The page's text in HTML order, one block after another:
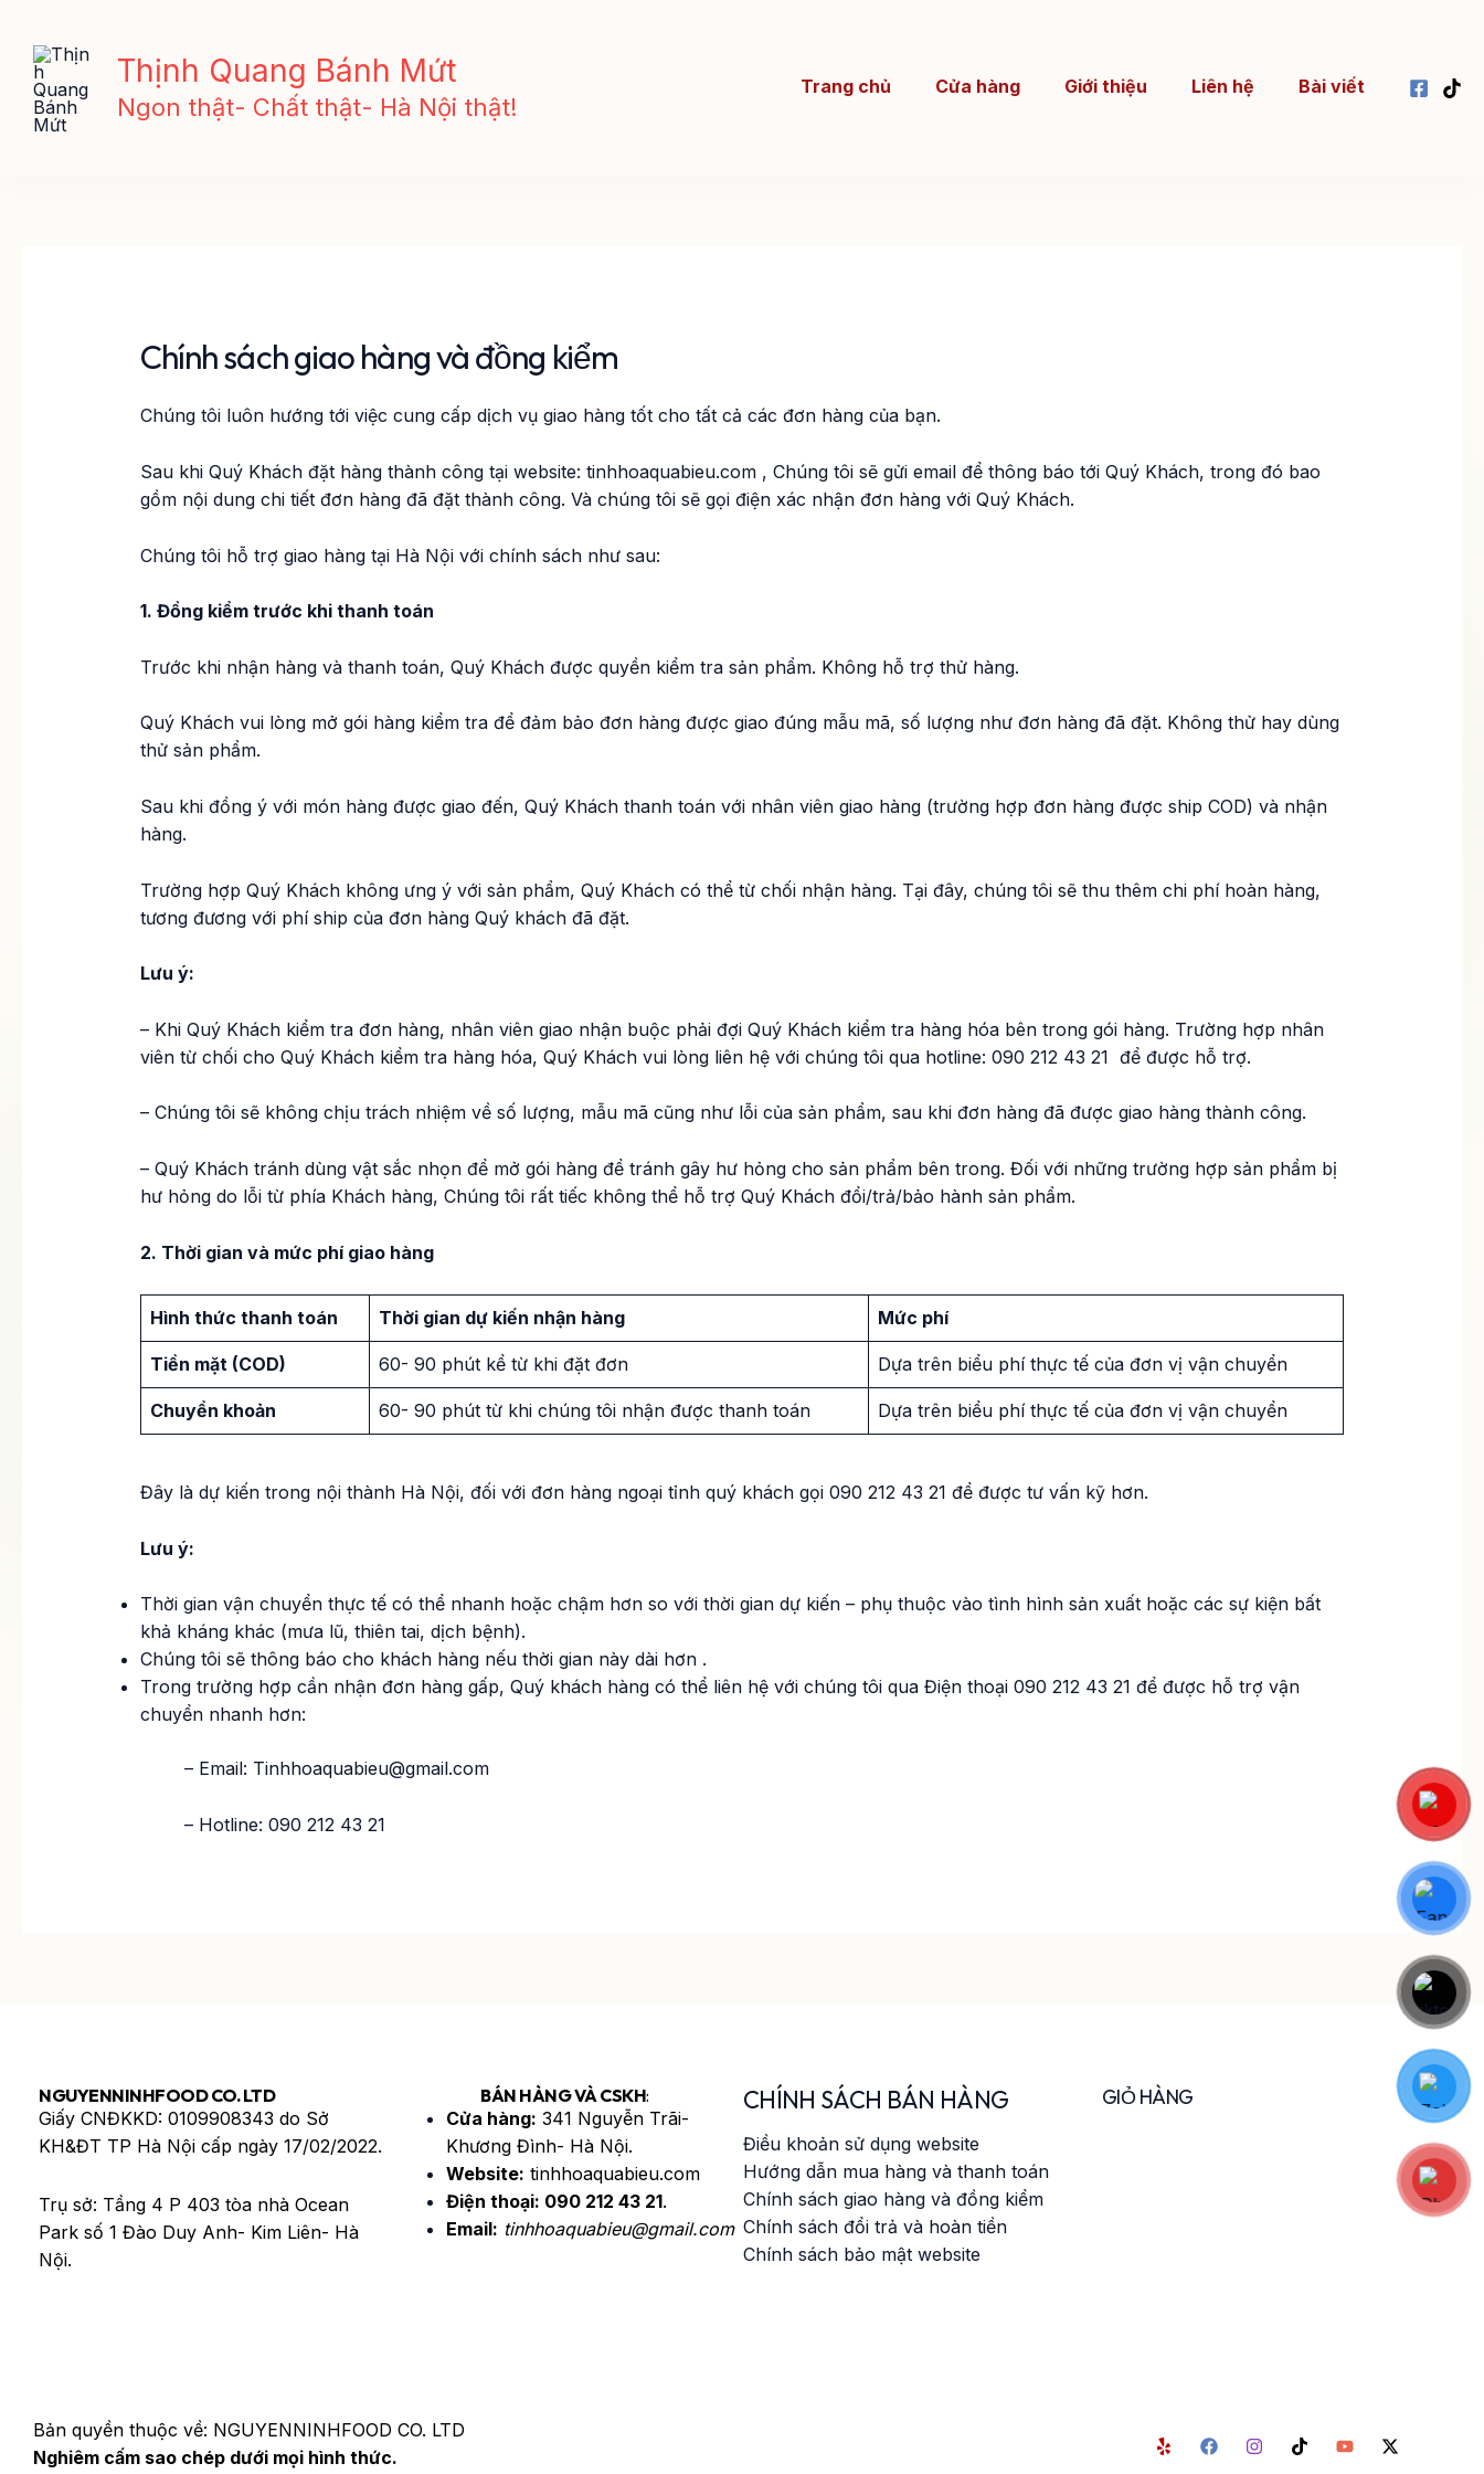
dung
Thịnh Quang Bánh Mứt
Ngon thật- Chất thật- Hà Nội thật!
Trang chủ Cửa hàng Giới thiệu Liên hệ Bài viết
Chính sách giao hàng và đồng kiểm
Chúng tôi luôn hướng tới việc cung cấp dịch vụ giao hàng tốt cho tất cả các đơn hàng của bạn.
Sau khi Quý Khách đặt hàng thành công tại website: tinhhoaquabieu.com , Chúng tôi sẽ gửi email để thông báo tới Quý Khách, trong đó bao
gồm nội dung chi tiết đơn hàng đã đặt thành công. Và chúng tôi sẽ gọi điện xác nhận đơn hàng với Quý Khách.
Chúng tôi hỗ trợ giao hàng tại Hà Nội với chính sách như sau:
1. Đồng kiểm trước khi thanh toán
Trước khi nhận hàng và thanh toán, Quý Khách được quyền kiểm tra sản phẩm. Không hỗ trợ thử hàng.
Quý Khách vui lòng mở gói hàng kiểm tra để đảm bảo đơn hàng được giao đúng mẫu mã, số lượng như đơn hàng đã đặt. Không thử hay dùng
thử sản phẩm.
Sau khi đồng ý với món hàng được giao đến, Quý Khách thanh toán với nhân viên giao hàng (trường hợp đơn hàng được ship COD) và nhận
hàng.
Trường hợp Quý Khách không ưng ý với sản phẩm, Quý Khách có thể từ chối nhận hàng. Tại đây, chúng tôi sẽ thu thêm chi phí hoàn hàng,
tương đương với phí ship của đơn hàng Quý khách đã đặt.
Lưu ý:
– Khi Quý Khách kiểm tra đơn hàng, nhân viên giao nhận buộc phải đợi Quý Khách kiểm tra hàng hóa bên trong gói hàng. Trường hợp nhân
viên từ chối cho Quý Khách kiểm tra hàng hóa, Quý Khách vui lòng liên hệ với chúng tôi qua hotline: 090 212 43 21 để được hỗ trợ.
– Chúng tôi sẽ không chịu trách nhiệm về số lượng, mẫu mã cũng như lỗi của sản phẩm, sau khi đơn hàng đã được giao hàng thành công.
– Quý Khách tránh dùng vật sắc nhọn để mở gói hàng để tránh gây hư hỏng cho sản phẩm bên trong. Đối với những trường hợp sản phẩm bị
hư hỏng do lỗi từ phía Khách hàng, Chúng tôi rất tiếc không thể hỗ trợ Quý Khách đổi/trả/bảo hành sản phẩm.
2. Thời gian và mức phí giao hàng
Hình thức thanh toán Thời gian dự kiến nhận hàng Mức phí
Tiền mặt (COD) 60- 90 phút kể từ khi đặt đơn Dựa trên biểu phí thực tế của đơn vị vận chuyển
Chuyển khoản 60- 90 phút từ khi chúng tôi nhận được thanh toán Dựa trên biểu phí thực tế của đơn vị vận chuyển
Đây là dự kiến trong nội thành Hà Nội, đối với đơn hàng ngoại tỉnh quý khách gọi 090 212 43 21 để được tư vấn kỹ hơn.
Lưu ý:
Thời gian vận chuyển thực tế có thể nhanh hoặc chậm hơn so với thời gian dự kiến – phụ ​thuộc vào tình hình sản xuất hoặc các sự kiện bất
khả kháng khác (mưa lũ, thiên tai, dịch bệnh).
Chúng tôi sẽ thông báo cho khách hàng nếu thời gian này dài hơn .
Trong trường hợp cần nhận đơn hàng gấp, Quý khách hàng có thể liên hệ với chúng tôi qua Điện thoại 090 212 43 21 để được hỗ trợ vận
chuyển nhanh hơn:
​ – Email: Tinhhoaquabieu@gmail.com
– Hotline: 090 212 43 21
NGUYENNINHFOOD CO. LTD
Giấy CNĐKKD: 0109908343 do Sở
KH&ĐT TP Hà Nội cấp ngày 17/02/2022.
Trụ sở: Tầng 4 P 403 tòa nhà Ocean
Park số 1 Đào Duy Anh- Kim Liên- Hà
Nội.
BÁN HÀNG VÀ CSKH:
Cửa hàng: 341 Nguyễn Trãi-
Khương Đình- Hà Nội.
Website: tinhhoaquabieu.com
Điện thoại: 090 212 43 21.
Email: tinhhoaquabieu@gmail.com
CHÍNH SÁCH BÁN HÀNG
Điều khoản sử dụng website
Hướng dẫn mua hàng và thanh toán
Chính sách giao hàng và đồng kiểm
Chính sách đổi trả và hoàn tiền
Chính sách bảo mật website
GIỎ HÀNG
Bản quyền thuộc về: NGUYENNINHFOOD CO. LTD
Nghiêm cấm sao chép dưới mọi hình thức.